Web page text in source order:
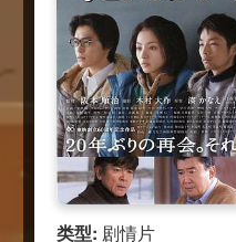
类型: 剧情片